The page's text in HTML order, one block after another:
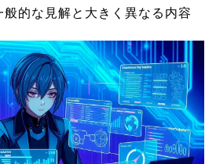
般的な見解と大きく異なる内容